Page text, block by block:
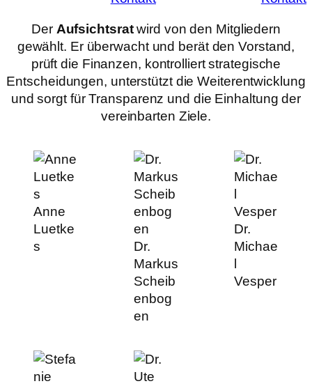
Der Aufsichtsratwird von den Mitgliedern
gewählt. Er überwacht und berät den Vorstand,
prüft die Finanzen, kontrolliert strategische
Entscheidungen, unterstützt die Weiterentwicklung
und sorgt für Transparenz und die Einhaltung der
vereinbarten Ziele.
Anne
Luetke
s
Dr.
Markus
Scheib
enbog
en
Dr.
Michae
l
Vesper